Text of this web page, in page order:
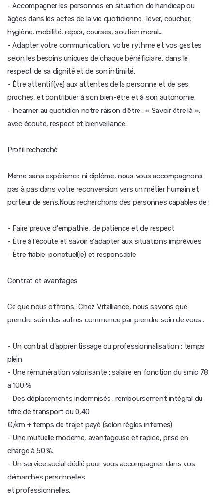
- Accompagner les personnes en situation de handicap ou
âgées dans les actes de la vie quotidienne : lever, coucher,
hygiène, mobilité, repas, courses, soutien moral...
- Adapter votre communication, votre rythme et vos gestes
selon les besoins uniques de chaque bénéficiaire, dans le
respect de sa dignité et de son intimité.
- Être attentif(ve) aux attentes de la personne et de ses
proches, et contribuer à son bien-être et à son autonomie.
- Incarner au quotidien notre raison d'être : « Savoir être là »,
avec écoute, respect et bienveillance.
Profil recherché
Même sans expérience ni diplôme, nous vous accompagnons
pas à pas dans votre reconversion vers un métier humain et
porteur de sens.Nous recherchons des personnes capables de :
- Faire preuve d'empathie, de patience et de respect
- Être à l'écoute et savoir s'adapter aux situations imprévues
- Être fiable, ponctuel(le) et responsable
Contrat et avantages
Ce que nous offrons : Chez Vitalliance, nous savons que
prendre soin des autres commence par prendre soin de vous .
- Un contrat d'apprentissage ou professionnalisation : temps
plein
- Une rémunération valorisante : salaire en fonction du smic 78
à 100 %
- Des déplacements indemnisés : remboursement intégral du
titre de transport ou 0,40
€/km + temps de trajet payé (selon règles internes)
- Une mutuelle moderne, avantageuse et rapide, prise en
charge à 50 %.
- Un service social dédié pour vous accompagner dans vos
démarches personnelles
et professionnelles.